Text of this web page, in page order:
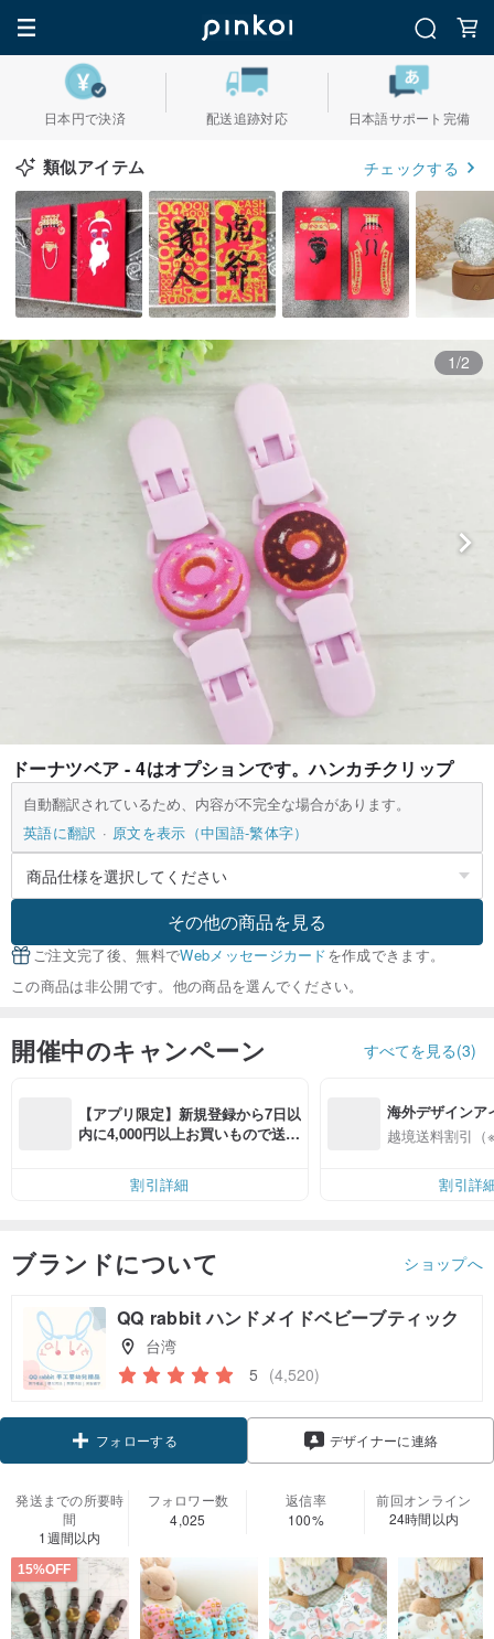
日本円で決済 配送追跡対応 日本語サポート完備
類似アイテム チェックする
1/2
ドーナツベア - 4はオプションです。ハンカチクリップ
自動翻訳されているため、内容が不完全な場合があります。
英語に翻訳
原文を表示（中国語-繁体字）
その他の商品を見る
ご注文完了後、無料でWebメッセージカードを作成できます。
この商品は非公開です。他の商品を選んでください。
開催中のキャンペーン すべてを見る(3)
【アプリ限定】新規登録から7日以
内に4,000円以上お買いもので送料
割引詳細
海外デザインア
入
越境送料割引（
割引詳
ブランドについて ショップへ
QQ rabbit ハンドメイドベビーブティック
台湾
5 (4,520)
フォローする
デザイナーに連絡
発送までの所要時
間
1週間以内
フォロワー数
4,025
返信率
100%
前回オンライン
24時間以内
15%OFF